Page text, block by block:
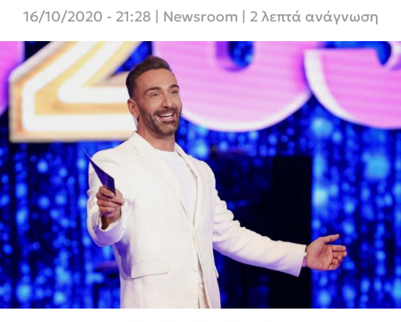
16/10/2020 - 21:28 Newsroom | 2 λεπτά ανάγνωση